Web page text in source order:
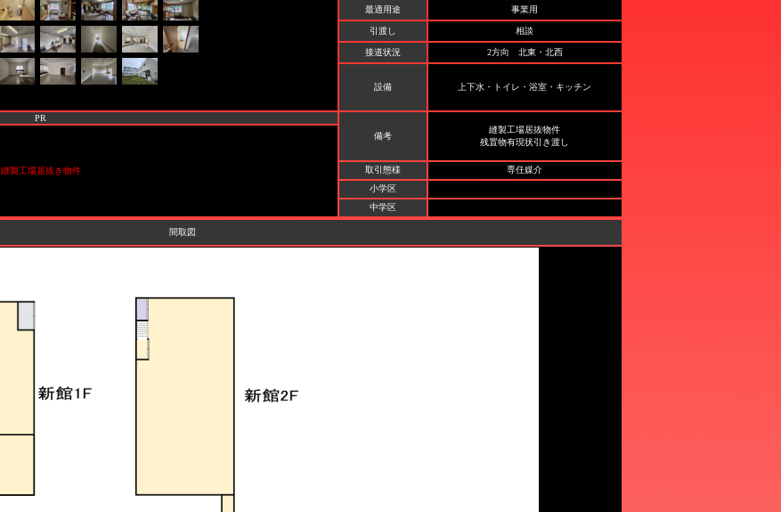
最適用途 事業用
引渡し 相談
接道状況 2方向 北東・北西
設備 上下水・トイレ・浴室・キッチン
PR
備考
縫製工場居抜物件
残置物有現状引き渡し
縫製工場居抜き物件 取引態様
専任媒介
小学区
中学区
間取図